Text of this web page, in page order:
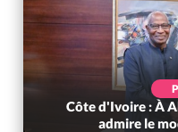
Côte d'Ivoire : À
admire le